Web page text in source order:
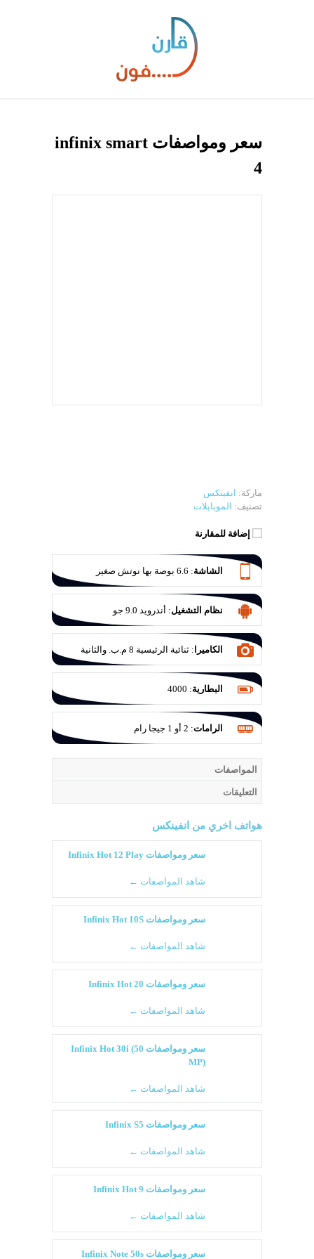
سعر ومواصفات infinix smart
4
ماركة: انفينكس
تصنيف: الموبايلات
إضافة للمقارنة
الشاشة: 6.6 بوصة بها نوتش صغير
نظام التشغيل: أندرويد 9.0 جو
الكاميرا :
ثنائية الرئيسية 8 م.ب. والثانية
QVGA
البطارية:
4000
الرامات: 2 أو 1 جيجا رام
المواصفات
التعليقات
هواتف اخري من انفينكس
سعر ومواصفات Infinix Hot 12 Play
شاهد المواصفات ←
سعر ومواصفات Infinix Hot 10S
شاهد المواصفات ←
سعر ومواصفات Infinix Hot 20
شاهد المواصفات ←
سعر ومواصفات Infinix Hot 30i (50
MP)
شاهد المواصفات ←
سعر ومواصفات Infinix S5
شاهد المواصفات ←
سعر ومواصفات Infinix Hot 9
شاهد المواصفات ←
سعر ومواصفات Infinix Note 50s